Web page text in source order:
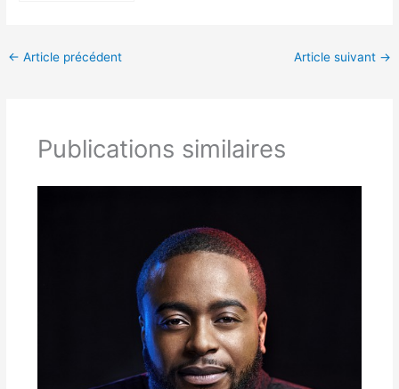
← Article précédent Article suivant →
Publications similaires